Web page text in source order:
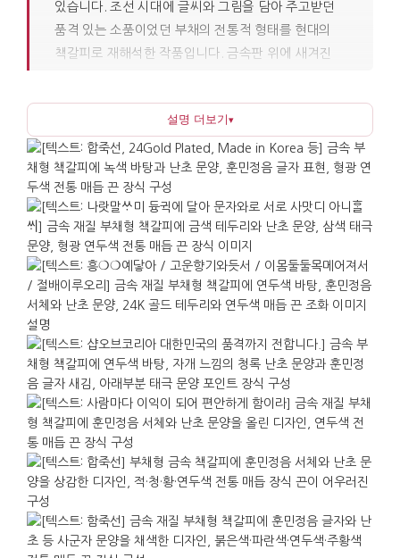
있습니다. 조선 시대에 글씨와 그림을 담아 주고받던
품격 있는 소품이었던 부채의 전통적 형태를 현대의
책갈피로 재해석한 작품입니다. 금속판 위에 새겨진
전하며, 사군자 중 하나인 난초는 예로부터 선비의
절개와 고결함을 상징하는 문인화의 소재입니다. 전통
매듭 끈으로 마감되어 있어 책에서 꺼낼 때 손잡이로도
활용할 수 있으며, 금속 소재로 인해 형태가 단단히
유지되어 오래 사용하기에 좋습니다.
책 사이에 끼워 사용하면 조용하면서도 존재감이
드러나며, 책상 위에 놓아두면 작은 장식품처럼 보여
공간을 정돈된 인상으로 만듭니다. 훈민정음과 난초가
담하는 배움, 소통, 절제, 품위의 의미로 인해 상징성이
읽거나 한글 문화에 관심이 있는 사람, 서예나
문인화를 즐기는 사람에게 실용적인 기념품이 되며,
국제행사나 기관 방문 기념품처럼 의미와 격을 함께
고려해야 하는 상황에도 부담 없이 선택할 수
있습니다.
설명 더보기▾